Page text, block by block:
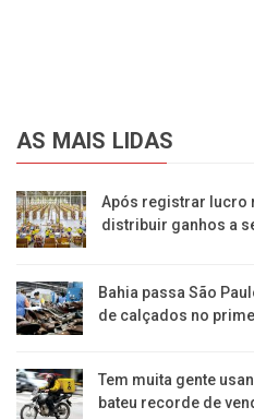
AS MAIS LIDAS
Após registrar lucro
distribuir ganhos a
Bahia passa São
de calçados no
Tem muita gente
bateu recorde de